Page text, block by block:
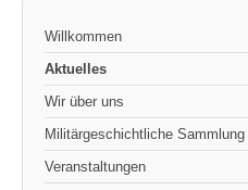
Willkommen
Aktuelles
Wir über uns
Militärgeschichtliche Sammlung
Veranstaltungen